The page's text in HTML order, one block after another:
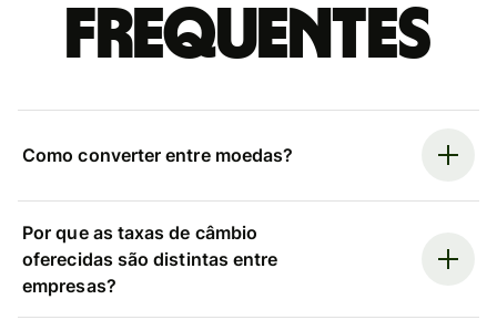
frequentes
Como converter entre moedas?
Por que as taxas de câmbio
oferecidas são distintas entre
empresas?